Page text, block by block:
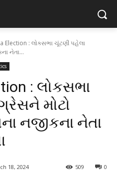
Election : લોકસભા ચૂંટણી પહેલા
નેતા...
: લોકસભા
મોટો
નજીકના નેતા
18, 2024 0
509